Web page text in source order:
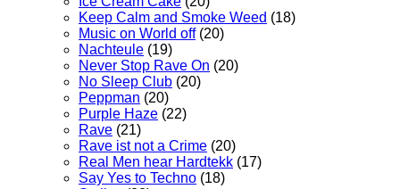
Keep Calm and Smoke Weed (18)
Music on World off (20)
Nachteule (19)
Never Stop Rave On (20)
No Sleep Club (20)
Peppman (20)
Purple Haze (22)
Rave (21)
Rave ist not a Crime (20)
Real Men hear Hardtekk (17)
Say Yes to Techno (18)